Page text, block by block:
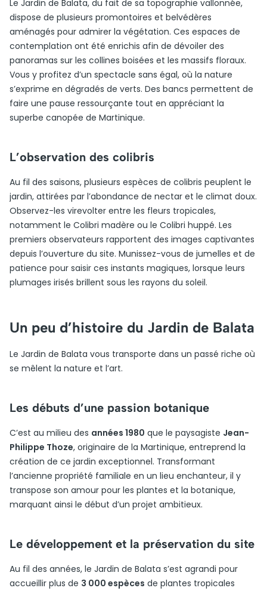
Le Jardin de Balata, du fait de sa topographie vallonnée,
dispose de plusieurs promontoires et belvédères
aménagés pour admirer la végétation. Ces espaces de
contemplation ont été enrichis afin de dévoiler des
panoramas sur les collines boisées et les massifs floraux.
Vous y profitez d’un spectacle sans égal, où la nature
s’exprime en dégradés de verts. Des bancs permettent de
faire une pause ressourçante tout en appréciant la
superbe canopée de Martinique.
L’observation des colibris
Au fil des saisons, plusieurs espèces de colibris peuplent le
jardin, attirées par l’abondance de nectar et le climat doux.
Observez-les virevolter entre les fleurs tropicales,
notamment le Colibri madère ou le Colibri huppé. Les
premiers observateurs rapportent des images captivantes
depuis l’ouverture du site. Munissez-vous de jumelles et de
patience pour saisir ces instants magiques, lorsque leurs
plumages irisés brillent sous les rayons du soleil.
Un peu d’histoire du Jardin de Balata
Le Jardin de Balata vous transporte dans un passé riche où
se mêlent la nature et l’art.
Les débuts d’une passion botanique
C’est au milieu des années 1980 que le paysagiste Jean-
Philippe Thoze, originaire de la Martinique, entreprend la
création de ce jardin exceptionnel. Transformant
l’ancienne propriété familiale en un lieu enchanteur, il y
transpose son amour pour les plantes et la botanique,
marquant ainsi le début d’un projet ambitieux.
Le développement et la préservation du site
Au fil des années, le Jardin de Balata s’est agrandi pour
accueillir plus de 3 000 espèces de plantes tropicales